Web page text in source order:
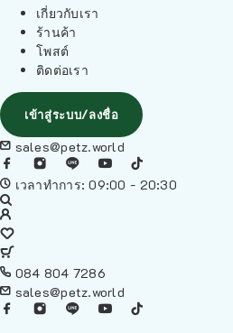
เกี่ยวกับเรา
ร้านค้า
โพสต์
ติดต่อเรา
เข้าสู่ระบบ/ลงชื่อ
sales@petz.world
เวลาทำการ: 09:00 - 20:30
084 804 7286
sales@petz.world